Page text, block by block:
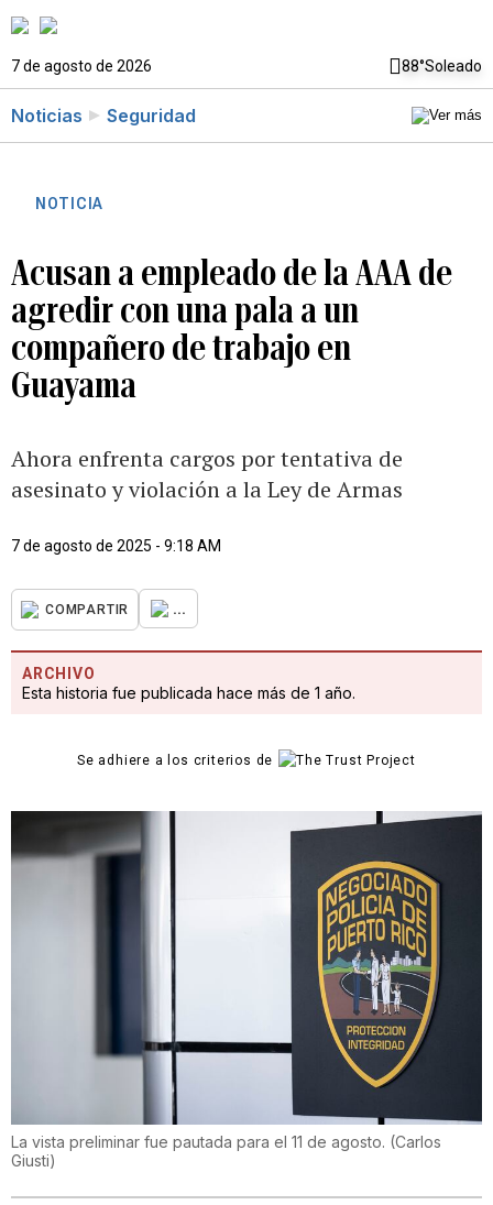
7 de agosto de 2026 88°Soleado
Noticias Seguridad
NOTICIA
Acusan a empleado de la AAA de
agredir con una pala a un
compañero de trabajo en
Guayama
Ahora enfrenta cargos por tentativa de
asesinato y violación a la Ley de Armas
7 de agosto de 2025 - 9:18 AM
COMPARTIR ...
ARCHIVO
Esta historia fue publicada hace más de 1 año.
Se adhiere a los criterios de
La vista preliminar fue pautada para el 11 de agosto. (Carlos
Giusti)